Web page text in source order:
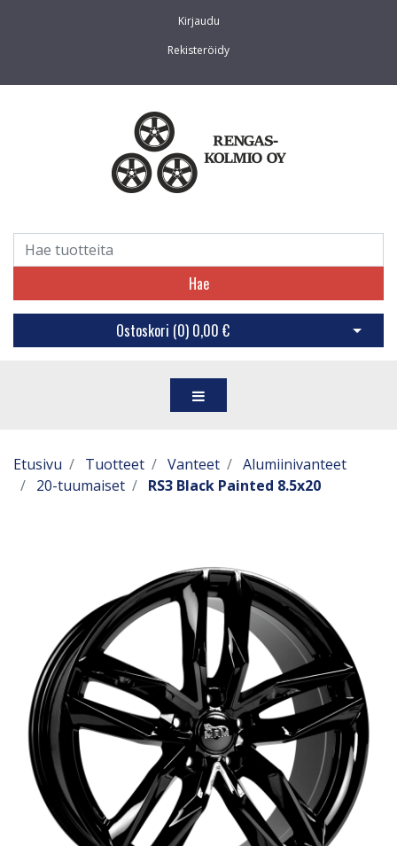
Kirjaudu
Rekisteröidy
Hae
Ostoskori (0) 0,00 € Avaa
Etusivu Tuotteet Vanteet
Alumiinivanteet
20-tuumaiset
RS3 Black Painted 8.5x20